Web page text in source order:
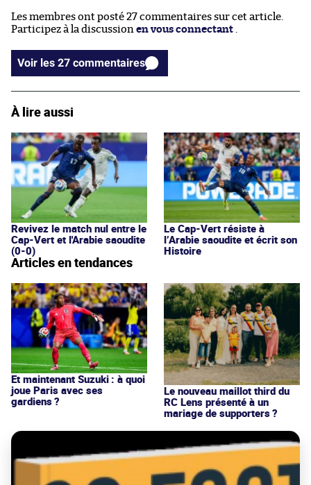
Les membres ont posté 27 commentaires sur cet article.
Participez à la discussion en vous connectant
Voir les 27 commentaires
À lire aussi
Revivez le match nul entre le
Cap-Vert et l'Arabie saoudite
(0-0)
Le Cap-Vert résiste à
l’Arabie saoudite et écrit son
Histoire
Articles en tendances
Et maintenant Suzuki : à quoi
joue Paris avec ses
gardiens ?
Le nouveau maillot third du
RC Lens présenté à un
mariage de supporters ?